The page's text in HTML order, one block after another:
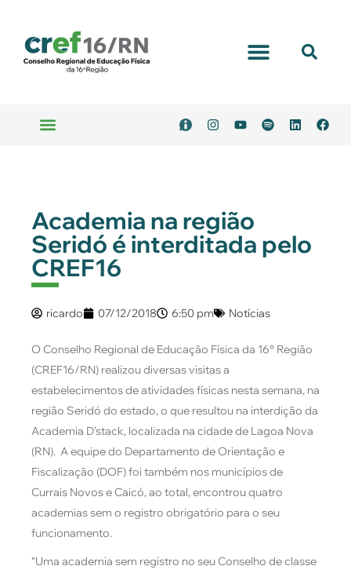
Academia na região
Seridó é interditada pelo
CREF16
ricardo 07/12/2018 6:50 pm Notícias
O Conselho Regional de Educação Física da 16° Região
(CREF16/RN) realizou diversas visitas a
estabelecimentos de atividades físicas nesta semana, na
região Seridó do estado, o que resultou na interdição da
Academia D’stack, localizada na cidade de Lagoa Nova
(RN). A equipe do Departamento de Orientação e
Fiscalização (DOF) foi também nos municípios de
Currais Novos e Caicó, ao total, encontrou quatro
academias sem o registro obrigatório para o seu
funcionamento.
“Uma academia sem registro no seu Conselho de classe